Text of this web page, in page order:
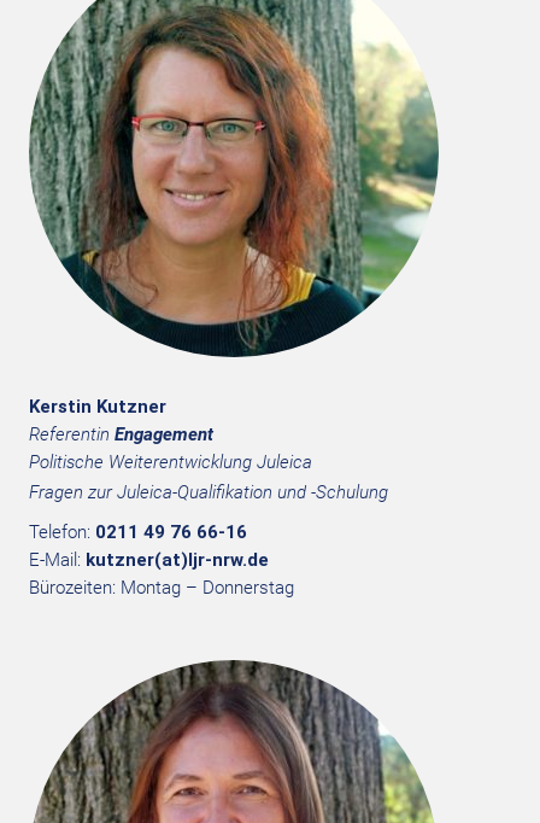
Kerstin Kutzner
Referentin Engagement
Politische Weiterentwicklung Juleica
Fragen zur Juleica-Qualifikation und -Schulung
Telefon: 0211 49 76 66-16
E-Mail: kutzner(at)ljr-nrw.de
Bürozeiten: Montag – Donnerstag